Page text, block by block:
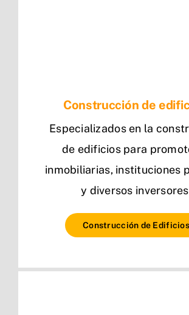
Construcción de
Especializados en la
de edificios para
inmobiliarias, instituciones
y diversos
Construcción de Edificios